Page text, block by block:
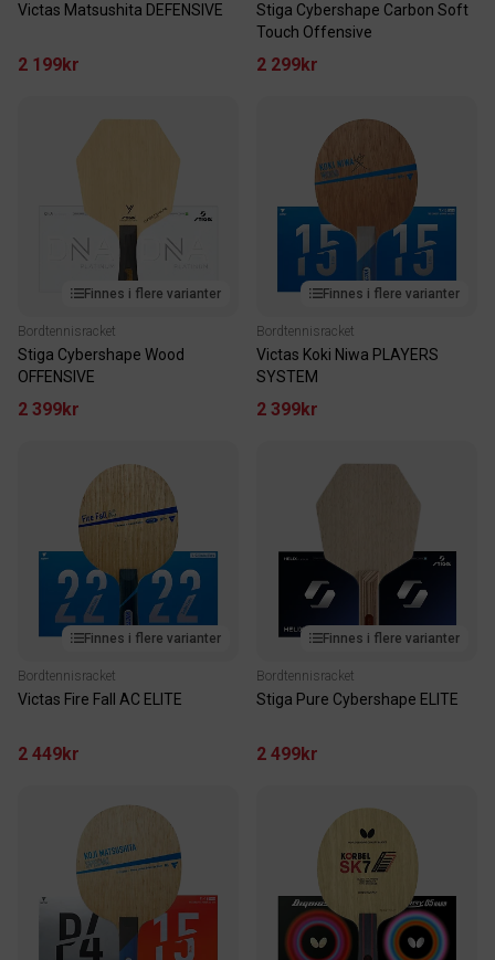
Victas Matsushita DEFENSIVE
2 199kr
Stiga Cybershape Carbon Soft
Touch Offensive
2 299kr
Finnes i flere varianter
Bordtennisracket
Stiga Cybershape Wood
OFFENSIVE
2 399kr
Finnes i flere varianter
Bordtennisracket
Victas Koki Niwa PLAYERS
SYSTEM
2 399kr
Finnes i flere varianter
Bordtennisracket
Victas Fire Fall AC ELITE
2 449kr
Finnes i flere varianter
Bordtennisracket
Stiga Pure Cybershape ELITE
2 499kr